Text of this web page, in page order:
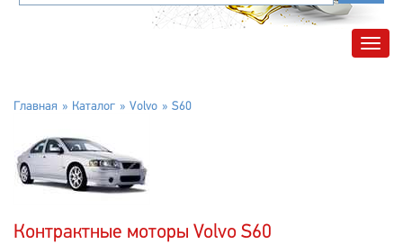
Главная Каталог Volvo S60
Контрактные моторы Volvo S60